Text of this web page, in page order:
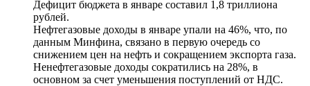
Дефицит бюджета в январе составил 1,8 триллиона
рублей.
Нефтегазовые доходы в январе упали на 46%, что, по
данным Минфина, связано в первую очередь со
снижением цен на нефть и сокращением экспорта газа.
Ненефтегазовые доходы сократились на 28%, в
основном за счет уменьшения поступлений от НДС.